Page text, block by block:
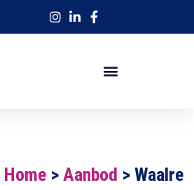
Home > Aanbod > Waalre